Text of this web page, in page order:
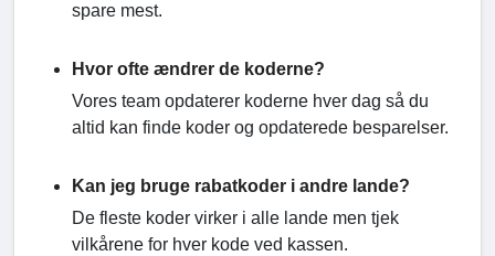
spare mest.
Hvor ofte ændrer de koderne?
Vores team opdaterer koderne hver dag så du
altid kan finde koder og opdaterede besparelser.
Kan jeg bruge rabatkoder i andre lande?
De fleste koder virker i alle lande men tjek
vilkårene for hver kode ved kassen.